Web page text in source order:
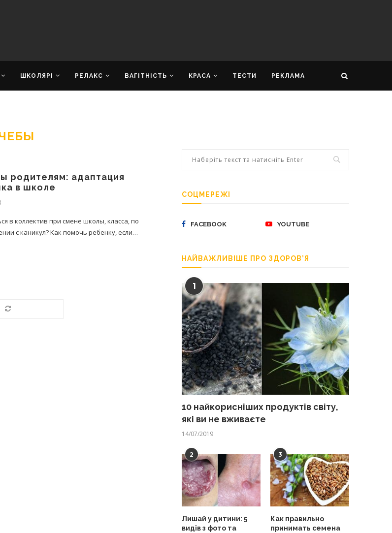
ШКОЛЯРІ РЕЛАКС ВАГІТНІСТЬ КРАСА ТЕСТИ РЕКЛАМА
родителям: адаптация
в школе
в коллектив при смене школы, класса, по
с каникул? Как помочь ребенку, если…
СОЦМЕРЕЖІ
FACEBOOK YOUTUBE
НАЙВАЖЛИВІШЕ ПРО ЗДОРОВ’Я
1
10 найкорисніших продуктів світу,
які ви не вживаєте
14/07/2019
2
Лишай у дитини: 5
видів з фото та
3
Как правильно
принимать семена